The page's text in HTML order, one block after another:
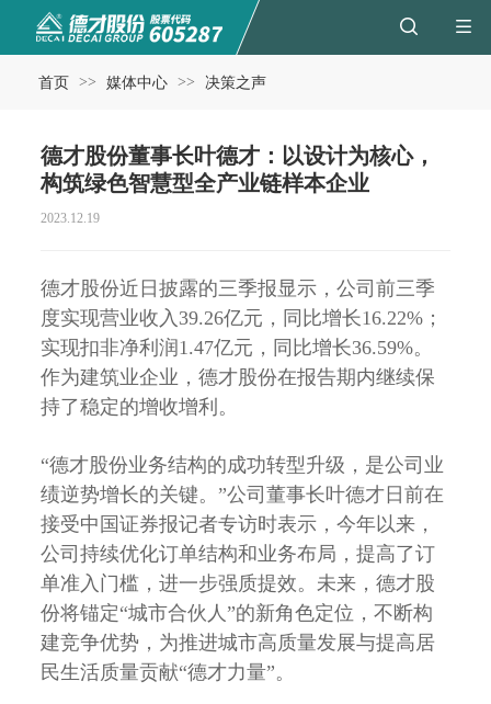
首页 >> 媒体中心 >> 决策之声
德才股份董事长叶德才：以设计为核心，
构筑绿色智慧型全产业链样本企业
2023.12.19
德才股份近日披露的三季报显示，公司前三季
度实现营业收入39.26亿元，同比增长16.22%；
实现扣非净利润1.47亿元，同比增长36.59%。
作为建筑业企业，德才股份在报告期内继续保
持了稳定的增收增利。
“德才股份业务结构的成功转型升级，是公司业
绩逆势增长的关键。”公司董事长叶德才日前在
接受中国证券报记者专访时表示，今年以来，
公司持续优化订单结构和业务布局，提高了订
单准入门槛，进一步强质提效。未来，德才股
份将锚定“城市合伙人”的新角色定位，不断构
建竞争优势，为推进城市高质量发展与提高居
民生活质量贡献“德才力量”。